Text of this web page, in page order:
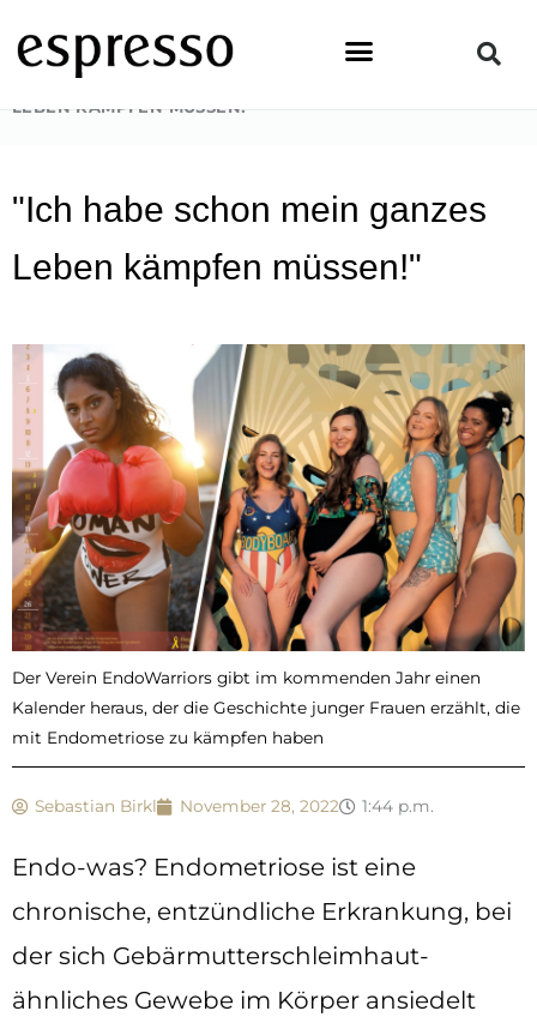
Inhalt
springen
STARTSEITE
LEBEN KÄMPFEN MÜSSEN!“
"Ich habe schon mein ganzes
Leben kämpfen müssen!"
Der Verein EndoWarriors gibt im kommenden Jahr einen
Kalender heraus, der die Geschichte junger Frauen erzählt, die
mit Endometriose zu kämpfen haben
Sebastian Birkl November 28, 2022 1:44 p.m.
Endo-was? Endometriose ist eine
chronische, entzündliche Erkrankung, bei
der sich Gebärmutterschleimhaut-
ähnliches Gewebe im Körper ansiedelt